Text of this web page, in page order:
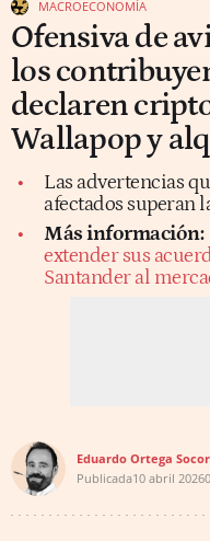
MACROECONOMÍA
Ofensiva de
los
declaren
Wallapop y
Las advertencias
afectados superan
Más información:
extender sus
Santander al
Eduardo Ortega
Publicada10 abril 2026